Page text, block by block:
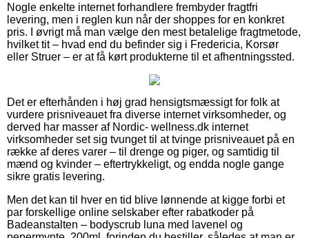
Nogle enkelte internet forhandlere frembyder fragtfri
levering, men i reglen kun når der shoppes for en konkret
pris. I øvrigt må man vælge den mest betalelige fragtmetode,
hvilket tit – hvad end du befinder sig i Fredericia, Korsør
eller Struer – er at få kørt produkterne til et afhentningssted.
Det er efterhånden i høj grad hensigtsmæssigt for folk at
vurdere prisniveauet fra diverse internet virksomheder, og
derved har masser af Nordic- wellness.dk internet
virksomheder set sig tvunget til at tvinge prisniveauet på en
række af deres varer – til drenge og piger, og samtidig til
mænd og kvinder – eftertrykkeligt, og endda nogle gange
sikre gratis levering.
Men det kan til hver en tid blive lønnende at kigge forbi et
par forskellige online selskaber efter rabatkoder på
Badeanstalten – bodyscrub luna med lavenel og